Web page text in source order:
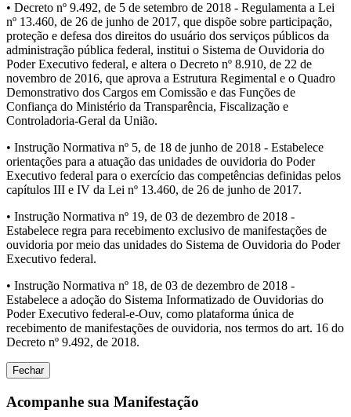
• Decreto nº 9.492, de 5 de setembro de 2018 - Regulamenta a Lei
nº 13.460, de 26 de junho de 2017, que dispõe sobre participação,
proteção e defesa dos direitos do usuário dos serviços públicos da
administração pública federal, institui o Sistema de Ouvidoria do
Poder Executivo federal, e altera o Decreto nº 8.910, de 22 de
novembro de 2016, que aprova a Estrutura Regimental e o Quadro
Demonstrativo dos Cargos em Comissão e das Funções de
Confiança do Ministério da Transparência, Fiscalização e
Controladoria-Geral da União.
• Instrução Normativa nº 5, de 18 de junho de 2018 - Estabelece
orientações para a atuação das unidades de ouvidoria do Poder
Executivo federal para o exercício das competências definidas pelos
capítulos III e IV da Lei nº 13.460, de 26 de junho de 2017.
• Instrução Normativa nº 19, de 03 de dezembro de 2018 -
Estabelece regra para recebimento exclusivo de manifestações de
ouvidoria por meio das unidades do Sistema de Ouvidoria do Poder
Executivo federal.
• Instrução Normativa nº 18, de 03 de dezembro de 2018 -
Estabelece a adoção do Sistema Informatizado de Ouvidorias do
Poder Executivo federal-e-Ouv, como plataforma única de
recebimento de manifestações de ouvidoria, nos termos do art. 16 do
Decreto nº 9.492, de 2018.
Fechar
Acompanhe sua Manifestação